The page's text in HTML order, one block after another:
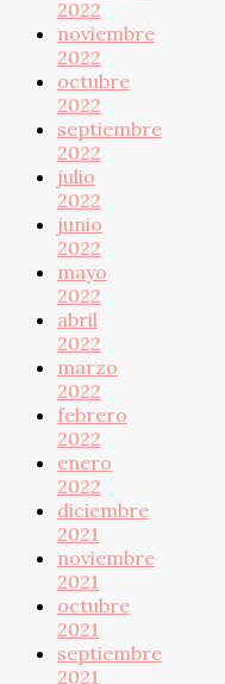
2022
noviembre
2022
octubre
2022
septiembre
2022
julio
2022
junio
2022
mayo
2022
abril
2022
marzo
2022
febrero
2022
enero
2022
diciembre
2021
noviembre
2021
octubre
2021
septiembre
2021